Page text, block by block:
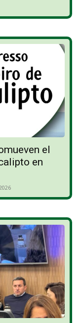
el
en